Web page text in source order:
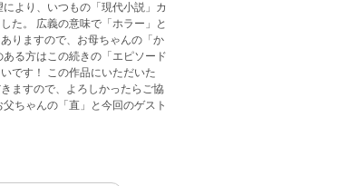
より、いつもの「現代小説」カ
た。 広義の意味で「ホラー」と
りますので、お母ちゃんの「か
る方はこの続きの「エピソード
です！ この作品にいただいた
ますので、よろしかったらご協
ちゃんの「直」と今回のゲスト